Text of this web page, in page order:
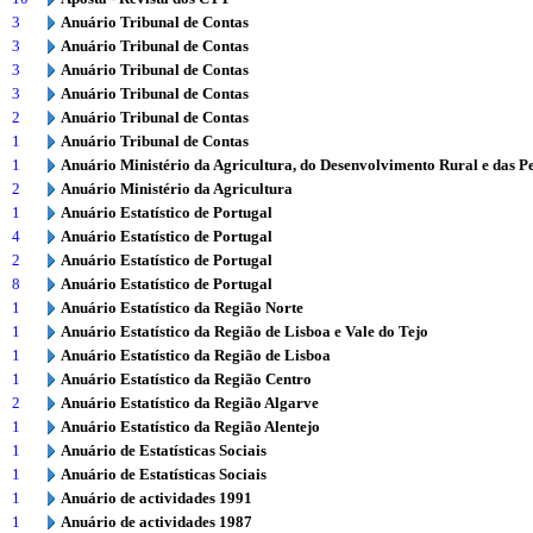
3
Anuário Tribunal de Contas
3
Anuário Tribunal de Contas
3
Anuário Tribunal de Contas
3
Anuário Tribunal de Contas
2
Anuário Tribunal de Contas
1
Anuário Tribunal de Contas
1
Anuário Ministério da Agricultura, do Desenvolvimento Rural e das
2
Anuário Ministério da Agricultura
1
Anuário Estatístico de Portugal
4
Anuário Estatístico de Portugal
2
Anuário Estatístico de Portugal
8
Anuário Estatístico de Portugal
1
Anuário Estatístico da Região Norte
1
Anuário Estatístico da Região de Lisboa e Vale do Tejo
1
Anuário Estatístico da Região de Lisboa
1
Anuário Estatístico da Região Centro
2
Anuário Estatístico da Região Algarve
1
Anuário Estatístico da Região Alentejo
1
Anuário de Estatísticas Sociais
1
Anuário de Estatísticas Sociais
1
Anuário de actividades 1991
1
Anuário de actividades 1987